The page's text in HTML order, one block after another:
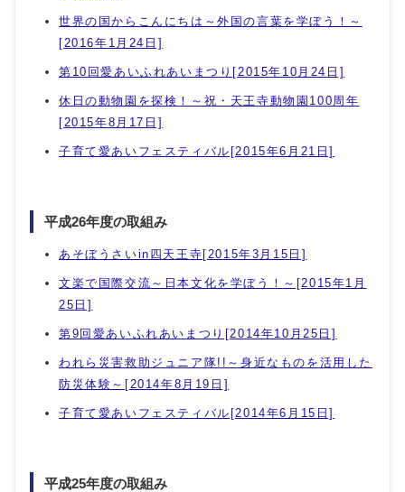
世界の国からこんにちは～外国の言葉を学ぼう！～
[2016年1月24日]
第10回愛あいふれあいまつり[2015年10月24日]
休日の動物園を探検！～祝・天王寺動物園100周年
[2015年8月17日]
子育て愛あいフェスティバル[2015年6月21日]
平成26年度の取組み
あそぼうさいin四天王寺[2015年3月15日]
文楽で国際交流～日本文化を学ぼう！～[2015年1月
25日]
第9回愛あいふれあいまつり[2014年10月25日]
われら災害救助ジュニア隊!!～身近なものを活用した
防災体験～[2014年8月19日]
子育て愛あいフェスティバル[2014年6月15日]
平成25年度の取組み